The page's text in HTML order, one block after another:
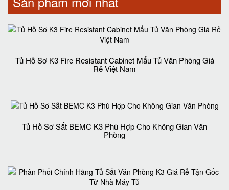
Tủ Hồ Sơ K3 Fire Resistant Cabinet Mẩu Tủ Văn Phòng Giá
Rẻ Việt Nam
Tủ Hồ Sơ Sắt BEMC K3 Phù Hợp Cho Không Gian Văn
Phòng